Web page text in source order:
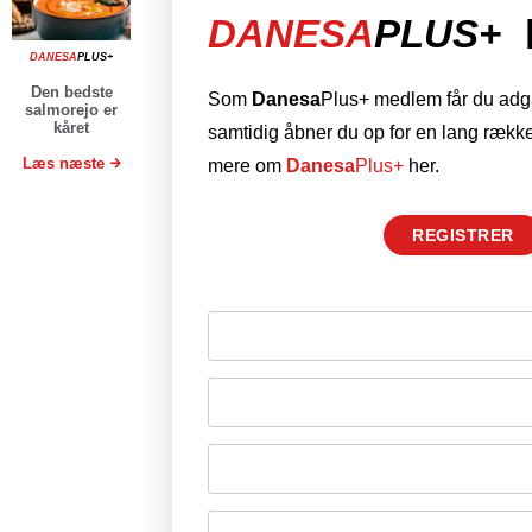
DANESAPLUS+
Den bedste
salmorejo er
kåret
Læs næste
DANESAPLUS+
Som DanesaPlus+ medlem får du
samtidig åbner du op for en lang
mere om DanesaPlus+ her.
REGISTRER